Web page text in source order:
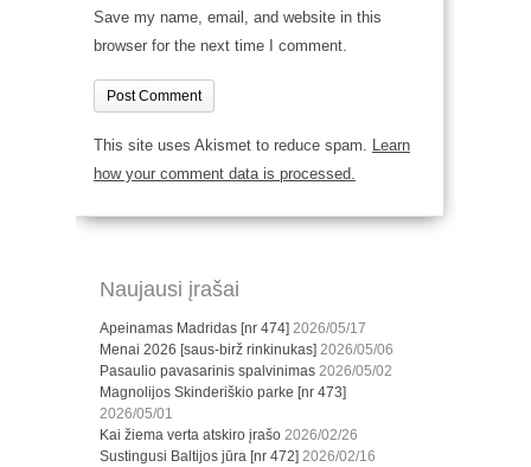
Save my name, email, and website in this
browser for the next time I comment.
This site uses Akismet to reduce spam. Learn
how your comment data is processed.
Naujausi įrašai
Apeinamas Madridas [nr 474] 2026/05/17
Menai 2026 [saus-birž rinkinukas] 2026/05/06
Pasaulio pavasarinis spalvinimas 2026/05/02
Magnolijos Skinderiškio parke [nr 473]
2026/05/01
Kai žiema verta atskiro įrašo 2026/02/26
Sustingusi Baltijos jūra [nr 472] 2026/02/16